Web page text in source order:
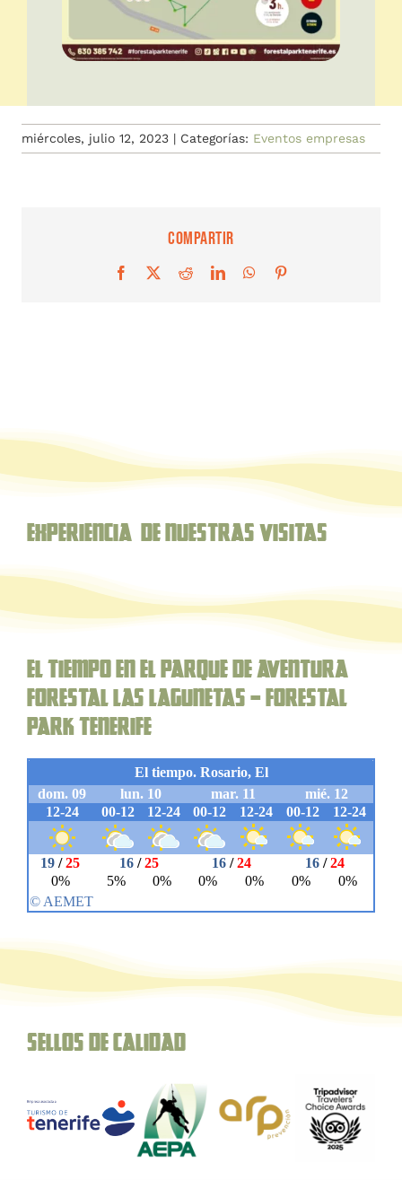
miércoles, julio 12, 2023 | Categorías: Eventos empresas
Compartir
Facebook RedditLinkedInWhatsApp
Experiencia de nuestras Visitas
El Tiempo en el parque de aventura
forestal Las Lagunetas – Forestal
Park Tenerife
Sellos de Calidad